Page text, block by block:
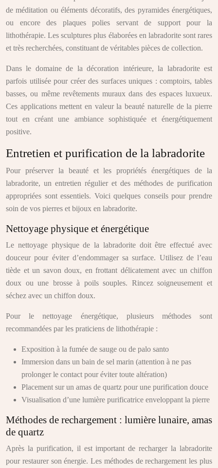
de méditation ou éléments décoratifs, des pyramides énergétiques,
ou encore des plaques polies servant de support pour la
lithothérapie. Les sculptures plus élaborées en labradorite sont rares
et très recherchées, constituant de véritables pièces de collection.
Dans le domaine de la décoration intérieure, la labradorite est
parfois utilisée pour créer des surfaces uniques : comptoirs, tables
basses, ou même revêtements muraux dans des espaces luxueux.
Ces applications mettent en valeur la beauté naturelle de la pierre
tout en créant une ambiance sophistiquée et énergétiquement
positive.
Entretien et purification de la labradorite
Pour préserver la beauté et les propriétés énergétiques de la
labradorite, un entretien régulier et des méthodes de purification
appropriées sont essentiels. Voici quelques conseils pour prendre
soin de vos pierres et bijoux en labradorite.
Nettoyage physique et énergétique
Le nettoyage physique de la labradorite doit être effectué avec
douceur pour éviter d’endommager sa surface. Utilisez de l’eau
tiède et un savon doux, en frottant délicatement avec un chiffon
doux ou une brosse à poils souples. Rincez soigneusement et
séchez avec un chiffon doux.
Pour le nettoyage énergétique, plusieurs méthodes sont
recommandées par les praticiens de lithothérapie :
Exposition à la fumée de sauge ou de palo santo
Immersion dans un bain de sel marin (attention à ne pas
prolonger le contact pour éviter toute altération)
Placement sur un amas de quartz pour une purification douce
Visualisation d’une lumière purificatrice enveloppant la pierre
Méthodes de rechargement : lumière lunaire, amas
de quartz
Après la purification, il est important de recharger la labradorite
pour restaurer son énergie. Les méthodes de rechargement les plus